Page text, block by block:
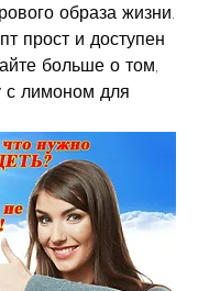
образа жизни.
прост и доступен
больше о том,
с лимоном для